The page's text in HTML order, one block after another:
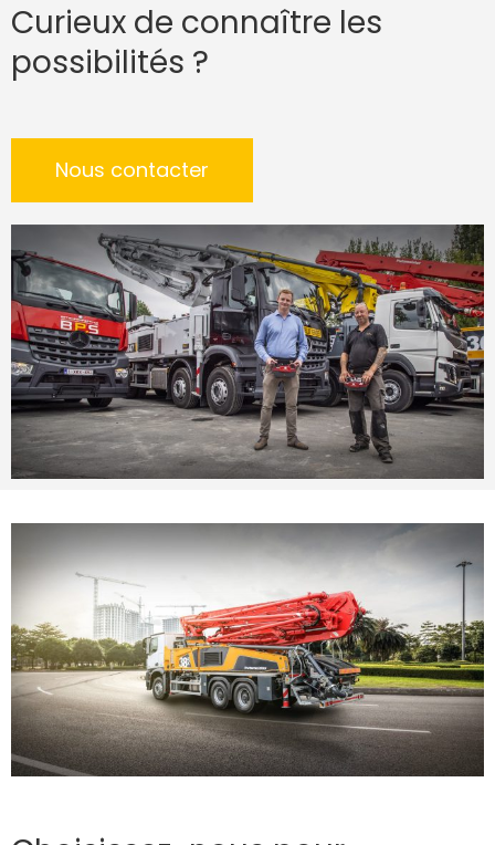
Curieux de connaître les
possibilités ?
Nous contacter